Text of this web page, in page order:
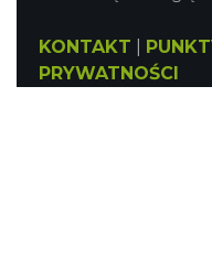
KONTAKT
PRYWATNOŚCI